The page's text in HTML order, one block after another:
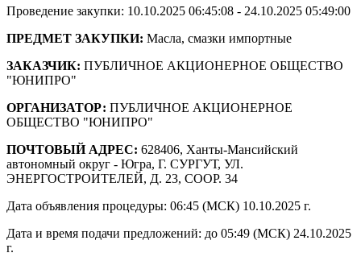
Проведение закупки: 10.10.2025 06:45:08 - 24.10.2025 05:49:00
ПРЕДМЕТ ЗАКУПКИ: Масла, смазки импортные
ЗАКАЗЧИК: ПУБЛИЧНОЕ АКЦИОНЕРНОЕ ОБЩЕСТВО
"ЮНИПРО"
ОРГАНИЗАТОР: ПУБЛИЧНОЕ АКЦИОНЕРНОЕ
ОБЩЕСТВО "ЮНИПРО"
ПОЧТОВЫЙ АДРЕС: 628406, Ханты-Мансийский
автономный округ - Югра, Г. СУРГУТ, УЛ.
ЭНЕРГОСТРОИТЕЛЕЙ, Д. 23, СООР. 34
Дата объявления процедуры: 06:45 (МСК) 10.10.2025 г.
Дата и время подачи предложений: до 05:49 (МСК) 24.10.2025
г.